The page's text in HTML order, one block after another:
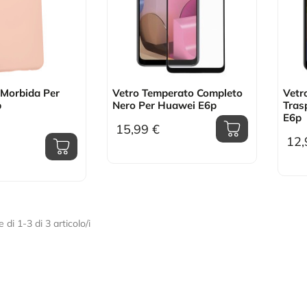
Per
Vetro Temperato Completo
Nero Per Huawei E6p
15,99 €
E6p
di 1-3 di 3 articolo/i